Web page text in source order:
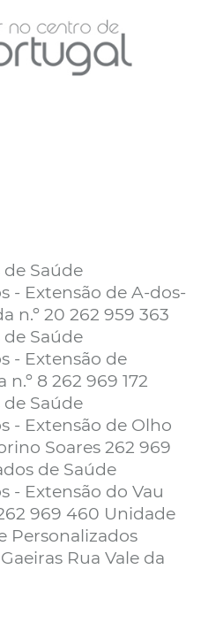
Saúde
- Extensão de A-dos-
n.º 20 262 959 363
Saúde
- Extensão de
8 262 969 172
Saúde
- Extensão de Olho
Soares 262 969
de Saúde
- Extensão do Vau
969 460 Unidade
Personalizados
Rua Vale da